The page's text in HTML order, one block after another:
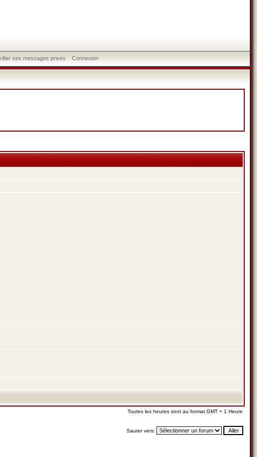
ses messages privés Connexion
Toutes les heures sont au format GMT + 1 Heure
Sauter vers: